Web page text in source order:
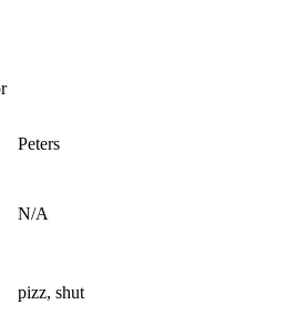
Peters
N/A
pizz, shut